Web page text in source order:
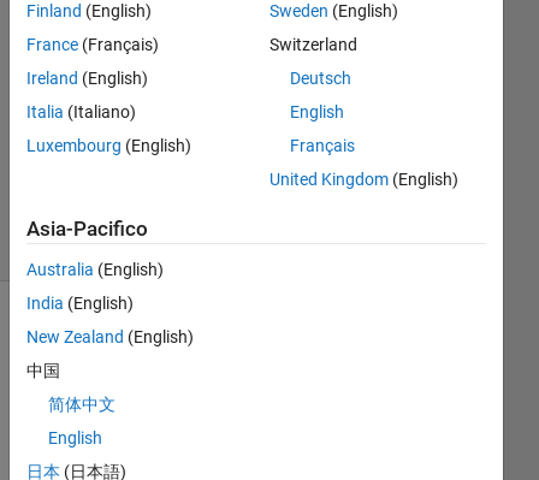
Risposta
accettata
Aggiornato
23 Mar
Visualizzazioni
(30 giorni)
Finland (English)
France (Français)
Ireland (English)
Italia (Italiano)
Luxembourg (English)
Sweden (English)
Switzerland
Deutsch
English
Français
United Kingdom(English)
Asia-Pacifico
Australia (English)
India (English)
New Zealand (English)
中国
简体中文
English
日本 (日本語)